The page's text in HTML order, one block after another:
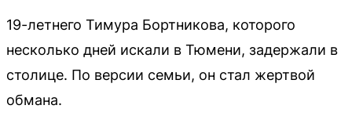
19-летнего Тимура Бортникова, которого
несколько дней искали в Тюмени, задержали в
столице. По версии семьи, он стал жертвой
обмана.